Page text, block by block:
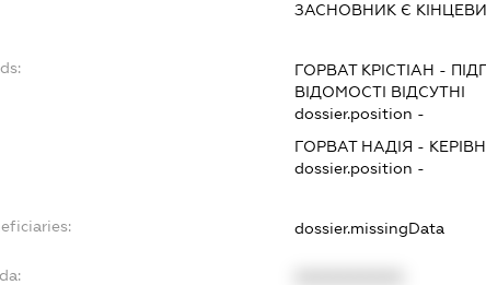
ЗАСНОВНИК Є
ГОРВАТ КРІСТІАН -
ВІДОМОСТІ ВІДСУТНІ
dossier.position -
ГОРВАТ НАДІЯ -
dossier.position -
dossier.missingData